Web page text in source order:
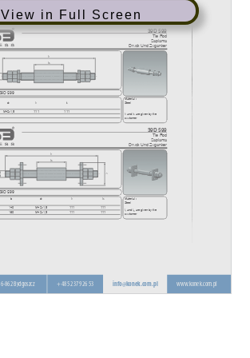
View in Full Screen